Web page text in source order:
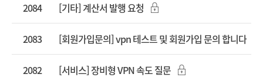
2084 [기타] 계산서 발행 요청
2083 [회원가입문의] vpn 테스트 및 회원가입 문의 합니다
2082 [서비스] 장비형 VPN 속도 질문